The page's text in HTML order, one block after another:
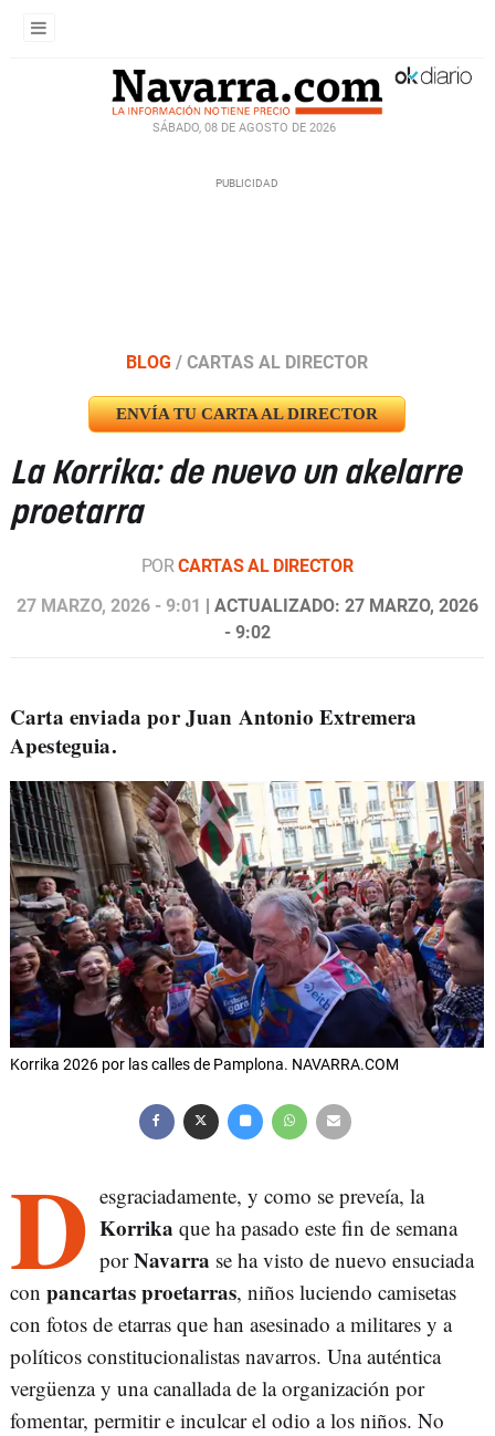
SÁBADO, 08 DE AGOSTO DE 2026
BLOG / CARTAS AL DIRECTOR
ENVÍA TU CARTA AL DIRECTOR
La Korrika: de nuevo un akelarre
proetarra
PORCARTAS AL DIRECTOR
27 MARZO, 2026 - 9:01 | ACTUALIZADO: 27 MARZO, 2026
- 9:02
Carta enviada por Juan Antonio Extremera
Apesteguia.
Korrika 2026 por las calles de Pamplona. NAVARRA.COM
D esgraciadamente, y como se preveía, la
Korrika que ha pasado este fin de semana
porNavarra se ha visto de nuevo ensuciada
con pancartas proetarras, niños luciendo camisetas
con fotos de etarras que han asesinado a militares y a
políticos constitucionalistas navarros. Una auténtica
vergüenza y una canallada de la organización por
fomentar, permitir e inculcar el odio a los niños. No